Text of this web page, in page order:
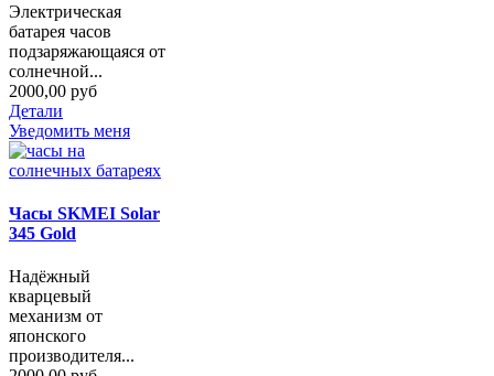
Электрическая
батарея часов
подзаряжающаяся от
солнечной...
2000,00 руб
Детали
Уведомить меня
Часы SKMEI Solar
345 Gold
Надёжный
кварцевый
механизм от
японского
производителя...